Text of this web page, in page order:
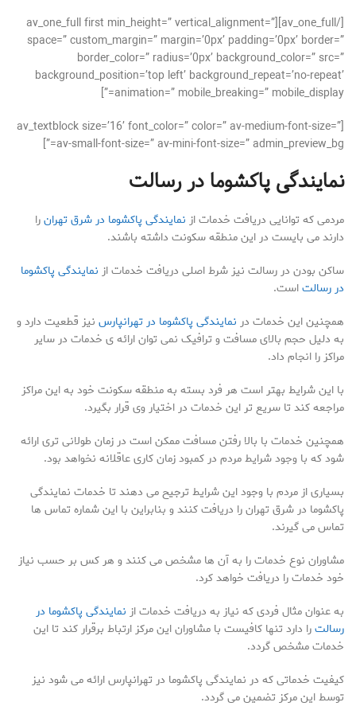
[/av_one_full][av_one_full first min_height=” vertical_alignment=”
space=” custom_margin=” margin=’0px’ padding=’0px’ border=”
border_color=” radius=’0px’ background_color=” src=”
background_position=’top left’ background_repeat=’no-repeat’
animation=” mobile_breaking=” mobile_display=”]
[av_textblock size=’16’ font_color=” color=” av-medium-font-size=”
av-small-font-size=” av-mini-font-size=” admin_preview_bg=”]
نمایندگی پاکشوما در رسالت
مردمی که توانایی دریافت خدمات از نمایندگی پاکشوما در شرق تهرانرا
دارند می بایست در این منطقه سکونت داشته باشند.
ساکن بودن در رسالت نیز شرط اصلی دریافت خدمات از نمایندگی پاکشوما
در رسالتاست.
همچنین این خدمات در نمایندگی پاکشوما در تهرانپارس نیز قطعیت دارد و
به دلیل حجم بالای مسافت و ترافیک نمی توان ارائه ی خدمات در سایر
مراکز را انجام داد.
با این شرایط بهتر است هر فرد بسته به منطقه سکونت خود به این مراکز
مراجعه کند تا سریع تر این خدمات در اختیار وی قرار بگیرد.
همچنین خدمات با بالا رفتن مسافت ممکن است در زمان طولانی تری ارائه
شود که با وجود شرایط مردم در کمبود زمان کاری عاقلانه نخواهد بود.
بسیاری از مردم با وجود این شرایط ترجیح می دهند تا خدمات نمایندگی
پاکشوما در شرق تهران را دریافت کنند و بنابراین با این شماره تماس ها
تماس می گیرند.
مشاوران نوع خدمات را به آن ها مشخص می کنند و هر کس بر حسب نیاز
خود خدمات را دریافت خواهد کرد.
به عنوان مثال فردی که نیاز به دریافت خدمات از نمایندگی پاکشوما در
رسالترا دارد تنها کافیست با مشاوران این مرکز ارتباط برقرار کند تا این
خدمات مشخص گردد.
کیفیت خدماتی که در نمایندگی پاکشوما در تهرانپارس ارائه می شود نیز
توسط این مرکز تضمین می گردد.